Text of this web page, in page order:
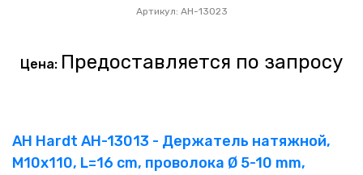
Артикул: AH-13023
Цена: Предоставляется по запросу
AH Hardt AH-13013 - Держатель натяжной,
M10x110, L=16 cm, проволока Ø 5-10 mm,